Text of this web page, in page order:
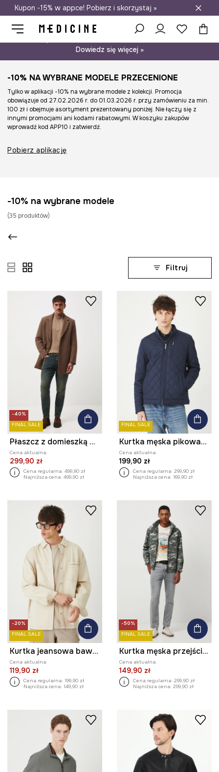
Darmowa dostawa do salonów
Kupon -15% w appce! Pobierz i skorzystaj »
Dowiedz się więcej »
-10% NA WYBRANE MODELE PRZECENIONE
Tylko w aplikacji -10% na wybrane modele z kolekcji. Promocja
obowiązuje od 27.02.2026 r. do 01.03.2026 r. przy zamówieniu za min.
100 zł i obejmuje asortyment prezentowany poniżej. Nie łączy się z
innymi promocjami ani kodami rabatowymi. W koszyku zakupów
wprowadź kod APP10 i zatwierdź.
Pobierz aplikację
-10% na wybrane modele
(35 produktów)
Filtruj
-40%
FINAL SALE
Płaszcz z domieszką wełny męski melanżowy
Cena aktualna:
299,90 zł
Cena regularna: 499,90 zł
Najniższa cena: 499,90 zł
FINAL SALE
Kurtka męska pikowana kolor granatowy
Cena aktualna:
199,90 zł
Cena regularna: 299,90 zł
Najniższa cena: 169,90 zł
-20%
FINAL SALE
Kurtka jeansowa bawełniana z diagonalu
Cena aktualna:
119,90 zł
Cena regularna: 199,90 zł
Najniższa cena: 149,90 zł
-50%
FINAL SALE
Kurtka męska przejściowa
Cena aktualna:
149,90 zł
Cena regularna: 299,90 zł
Najniższa cena: 299,90 zł